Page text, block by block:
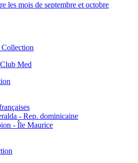
les mois de septembre et octobre
Med
- Rep. dominicaine
- Île Maurice